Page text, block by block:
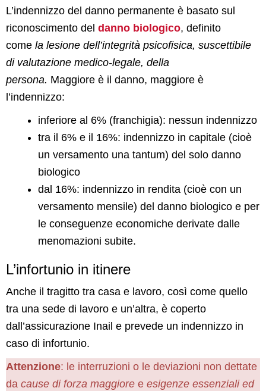
L’indennizzo del danno permanente è basato sul
riconoscimento del danno biologico, definito
come la lesione dell’integrità psicofisica, suscettibile
di valutazione medico-legale, della
persona. Maggiore è il danno, maggiore è
l’indennizzo:
inferiore al 6% (franchigia): nessun indennizzo
tra il 6% e il 16%: indennizzo in capitale (cioè
un versamento una tantum) del solo danno
biologico
dal 16%: indennizzo in rendita (cioè con un
versamento mensile) del danno biologico e per
le conseguenze economiche derivate dalle
menomazioni subite.
L’infortunio in itinere
Anche il tragitto tra casa e lavoro, così come quello
tra una sede di lavoro e un’altra, è coperto
dall’assicurazione Inail e prevede un indennizzo in
caso di infortunio.
Attenzione: le interruzioni o le deviazioni non dettate
da cause di forza maggiore e esigenze essenziali ed